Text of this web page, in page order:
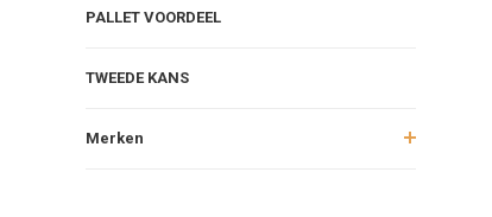
PALLET VOORDEEL
TWEEDE KANS
Merken